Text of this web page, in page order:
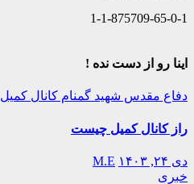
1-1-875709-65-0-1
اینا رو از دست نده !
دفاع مقدس شهید گمنام کانال کمیل
راز کانال کمیل چیست
دی ۲۴, ۱۴۰۳
M.E
خبری